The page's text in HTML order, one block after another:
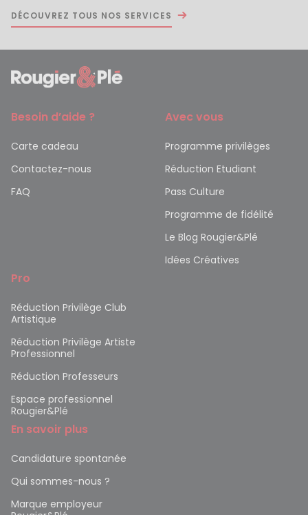
DÉCOUVREZ TOUS NOS SERVICES
Besoin d’aide ?
Carte cadeau
Contactez-nous
FAQ
Avec vous
Programme privilèges
Réduction Etudiant
Pass Culture
Programme de fidélité
Le Blog Rougier&Plé
Idées Créatives
Pro
Réduction Privilège Club
Artistique
Réduction Privilège Artiste
Professionnel
Réduction Professeurs
Espace professionnel
Rougier&Plé
En savoir plus
Candidature spontanée
Qui sommes-nous ?
Marque employeur